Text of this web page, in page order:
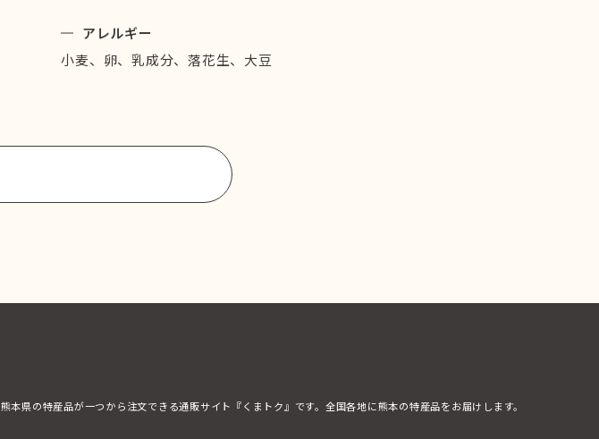
アレルギー
小麦、卵、乳成分、落花生、大豆
熊本県の特産品が一つから注文できる通販サイト『くまトク』です。全国各地に熊本の特産品をお届けします。